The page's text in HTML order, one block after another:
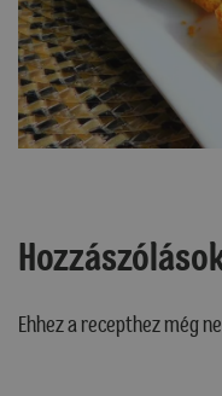
Ehhez a recepthez még